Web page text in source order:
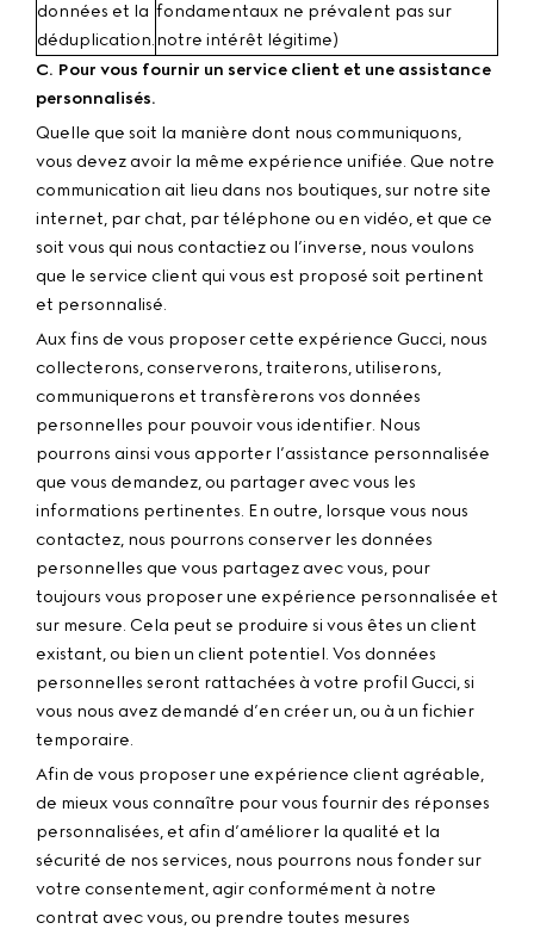
données et la
déduplication.
fondamentaux ne prévalent pas sur
notre intérêt légitime)
C. Pour vous fournir un service client et une assistance
personnalisés.
Quelle que soit la manière dont nous communiquons,
vous devez avoir la même expérience unifiée. Que notre
communication ait lieu dans nos boutiques, sur notre site
internet, par chat, par téléphone ou en vidéo, et que ce
soit vous qui nous contactiez ou l’inverse, nous voulons
que le service client qui vous est proposé soit pertinent
et personnalisé.
Aux fins de vous proposer cette expérience Gucci, nous
collecterons, conserverons, traiterons, utiliserons,
communiquerons et transfèrerons vos données
personnelles pour pouvoir vous identifier. Nous
pourrons ainsi vous apporter l’assistance personnalisée
que vous demandez, ou partager avec vous les
informations pertinentes. En outre, lorsque vous nous
contactez, nous pourrons conserver les données
personnelles que vous partagez avec vous, pour
toujours vous proposer une expérience personnalisée et
sur mesure. Cela peut se produire si vous êtes un client
existant, ou bien un client potentiel. Vos données
personnelles seront rattachées à votre profil Gucci, si
vous nous avez demandé d’en créer un, ou à un fichier
temporaire.
Afin de vous proposer une expérience client agréable,
de mieux vous connaître pour vous fournir des réponses
personnalisées, et afin d’améliorer la qualité et la
sécurité de nos services, nous pourrons nous fonder sur
votre consentement, agir conformément à notre
contrat avec vous, ou prendre toutes mesures